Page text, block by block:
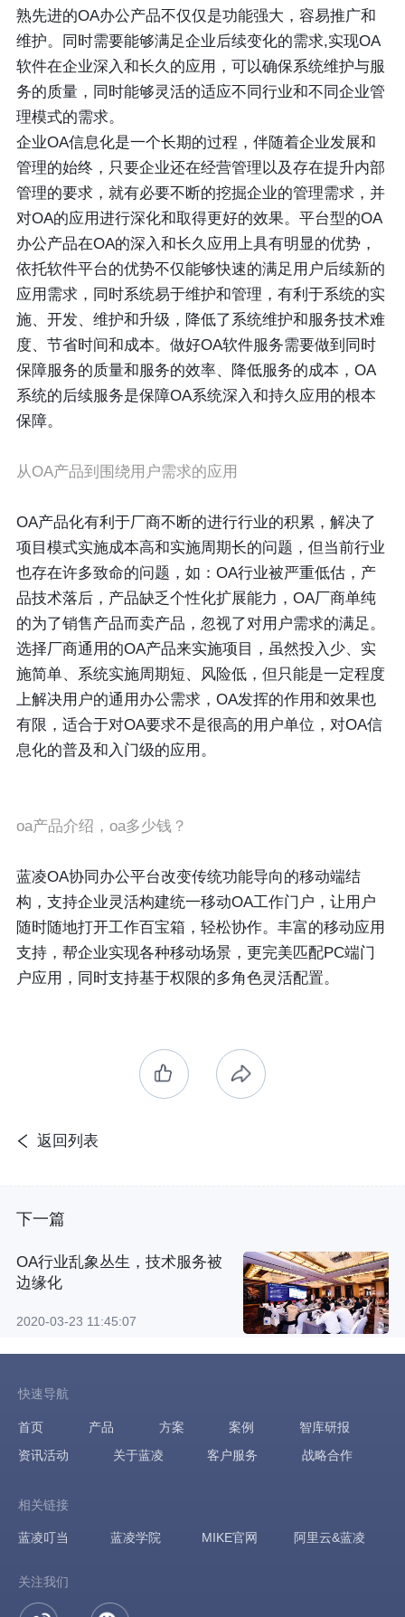
熟先进的OA办公产品不仅仅是功能强大，容易推广和
维护。同时需要能够满足企业后续变化的需求,实现OA
软件在企业深入和长久的应用，可以确保系统维护与服
务的质量，同时能够灵活的适应不同行业和不同企业管
理模式的需求。
企业OA信息化是一个长期的过程，伴随着企业发展和
管理的始终，只要企业还在经营管理以及存在提升内部
管理的要求，就有必要不断的挖掘企业的管理需求，并
对OA的应用进行深化和取得更好的效果。平台型的OA
办公产品在OA的深入和长久应用上具有明显的优势，
依托软件平台的优势不仅能够快速的满足用户后续新的
应用需求，同时系统易于维护和管理，有利于系统的实
施、开发、维护和升级，降低了系统维护和服务技术难
度、节省时间和成本。做好OA软件服务需要做到同时
保障服务的质量和服务的效率、降低服务的成本，OA
系统的后续服务是保障OA系统深入和持久应用的根本
保障。
从OA产品到围绕用户需求的应用
OA产品化有利于厂商不断的进行行业的积累，解决了
项目模式实施成本高和实施周期长的问题，但当前行业
也存在许多致命的问题，如：OA行业被严重低估，产
品技术落后，产品缺乏个性化扩展能力，OA厂商单纯
的为了销售产品而卖产品，忽视了对用户需求的满足。
选择厂商通用的OA产品来实施项目，虽然投入少、实
施简单、系统实施周期短、风险低，但只能是一定程度
上解决用户的通用办公需求，OA发挥的作用和效果也
有限，适合于对OA要求不是很高的用户单位，对OA信
息化的普及和入门级的应用。
oa产品介绍，oa多少钱？
蓝凌OA协同办公平台改变传统功能导向的移动端结
构，支持企业灵活构建统一移动OA工作门户，让用户
随时随地打开工作百宝箱，轻松协作。丰富的移动应用
支持，帮企业实现各种移动场景，更完美匹配PC端门
户应用，同时支持基于权限的多角色灵活配置。
返回列表
下一篇
OA行业乱象丛生，技术服务被
边缘化
2020-03-23 11:45:07
快速导航
首页 产品 方案 案例
智库研报
资讯活动
关于蓝凌 客户服务 战略合作
相关链接
蓝凌叮当 蓝凌学院 MIKE官网 阿里云&蓝凌
关注我们